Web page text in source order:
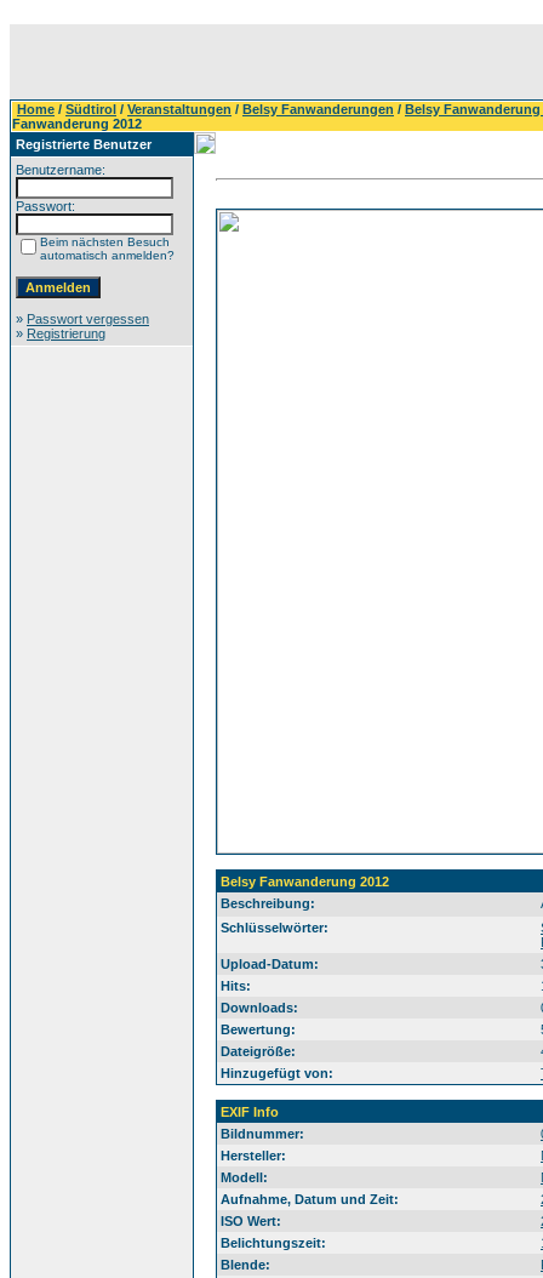
Home / Südtirol / Veranstaltungen / Belsy Fanwanderungen / Belsy Fanwanderung
Fanwanderung 2012
Registrierte Benutzer
Benutzername:
Passwort:
Beim nächsten Besuch
automatisch anmelden?
» Passwort vergessen
» Registrierung
Belsy Fanwanderung 2012
Beschreibung:
Schlüsselwörter:
Upload-Datum:
Hits:
Downloads:
Bewertung:
Dateigröße:
Hinzugefügt von:
EXIF Info
Bildnummer:
Hersteller:
Modell:
Aufnahme, Datum und Zeit:
ISO Wert:
Belichtungszeit:
Blende: